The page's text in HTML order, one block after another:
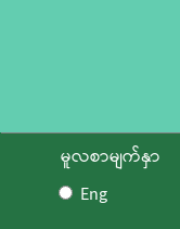
မူလစာမျက်နှာ
Eng